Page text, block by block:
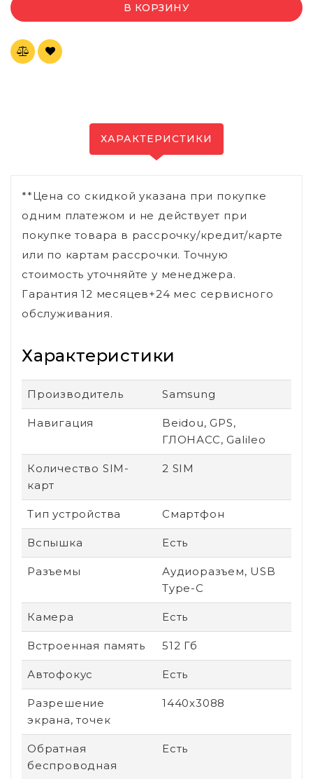
В КОРЗИНУ
ХАРАКТЕРИСТИКИ
**Цена со скидкой указана при покупке
одним платежом и не действует при
покупке товара в рассрочку/кредит/карте
или по картам рассрочки. Точную
стоимость уточняйте у менеджера.
Гарантия 12 месяцев+24 мес сервисного
обслуживания.
Характеристики
Производитель Samsung
Навигация
Beidou, GPS,
ГЛОНАСС, Galileo
Количество SIM-
карт
2 SIM
Тип устройства Смартфон
Вспышка Есть
Разъемы
Аудиоразъем, USB
Type-C
Камера Есть
Встроенная память 512 Гб
Автофокус Есть
Разрешение
экрана, точек
1440x3088
Обратная
беспроводная
Есть